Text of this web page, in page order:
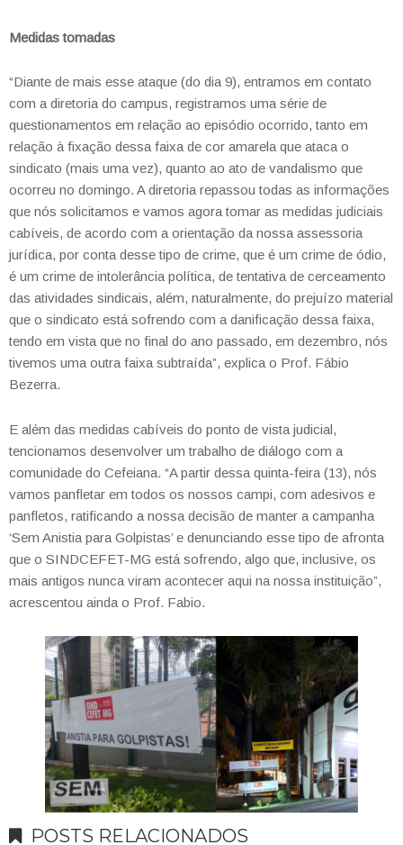
Medidas tomadas
“Diante de mais esse ataque (do dia 9), entramos em contato
com a diretoria do campus, registramos uma série de
questionamentos em relação ao episódio ocorrido, tanto em
relação à fixação dessa faixa de cor amarela que ataca o
sindicato (mais uma vez), quanto ao ato de vandalismo que
ocorreu no domingo. A diretoria repassou todas as informações
que nós solicitamos e vamos agora tomar as medidas judiciais
cabíveis, de acordo com a orientação da nossa assessoria
jurídica, por conta desse tipo de crime, que é um crime de ódio,
é um crime de intolerância política, de tentativa de cerceamento
das atividades sindicais, além, naturalmente, do prejuízo material
que o sindicato está sofrendo com a danificação dessa faixa,
tendo em vista que no final do ano passado, em dezembro, nós
tivemos uma outra faixa subtraída”, explica o Prof. Fábio
Bezerra.
E além das medidas cabíveis do ponto de vista judicial,
tencionamos desenvolver um trabalho de diálogo com a
comunidade do Cefeiana. “A partir dessa quinta-feira (13), nós
vamos panfletar em todos os nossos campi, com adesivos e
panfletos, ratificando a nossa decisão de manter a campanha
‘Sem Anistia para Golpistas’ e denunciando esse tipo de afronta
que o SINDCEFET-MG está sofrendo, algo que, inclusive, os
mais antigos nunca viram acontecer aqui na nossa instituição”,
acrescentou ainda o Prof. Fabio.
POSTS RELACIONADOS